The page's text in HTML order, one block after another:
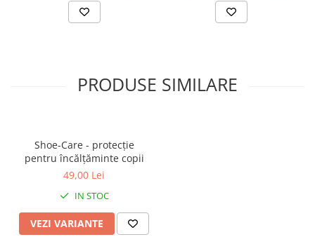
PRODUSE SIMILARE
Shoe-Care - protecție
pentru încălțăminte copii
49,00 Lei
IN STOC
VEZI VARIANTE